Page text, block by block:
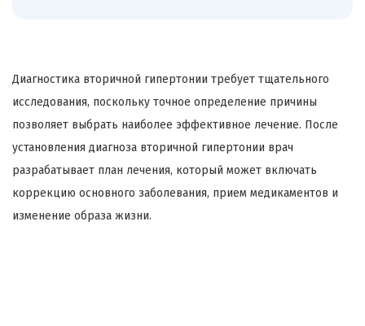
Диагностика вторичной гипертонии требует тщательного
исследования, поскольку точное определение причины
позволяет выбрать наиболее эффективное лечение. После
установления диагноза вторичной гипертонии врач
разрабатывает план лечения, который может включать
коррекцию основного заболевания, прием медикаментов и
изменение образа жизни.